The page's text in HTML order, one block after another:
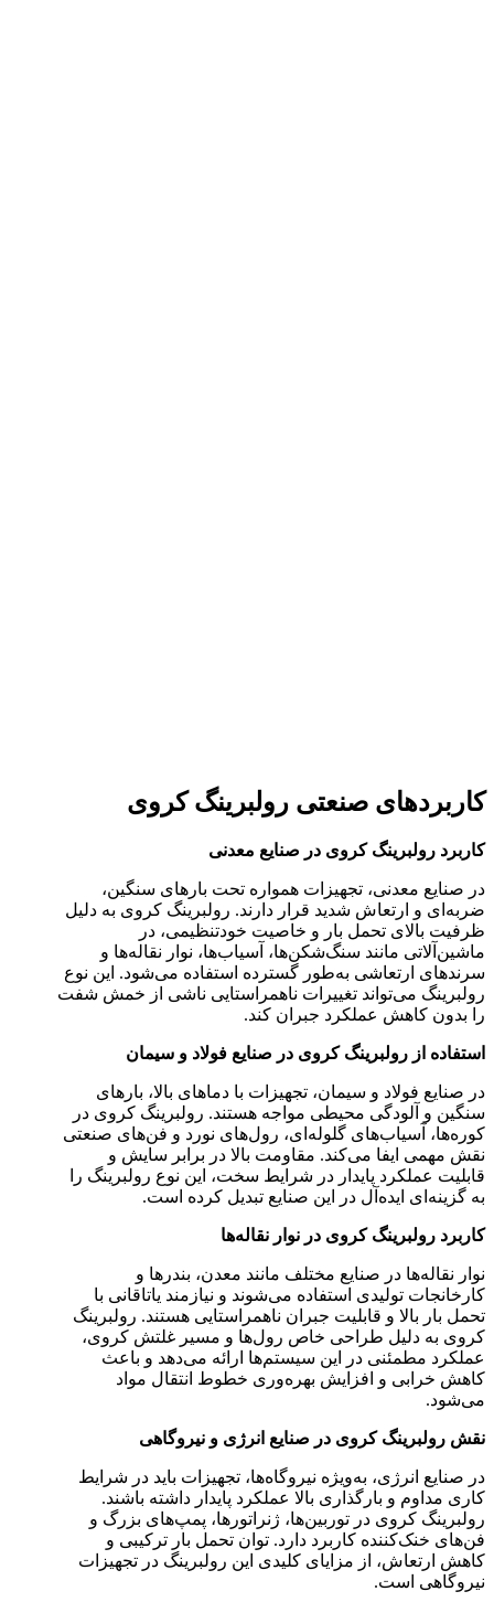
کاربردهای صنعتی رولبرینگ کروی
کاربرد رولبرینگ کروی در صنایع معدنی
در صنایع معدنی، تجهیزات همواره تحت بارهای سنگین،
ضربه‌ای و ارتعاش شدید قرار دارند. رولبرینگ کروی به دلیل
ظرفیت بالای تحمل بار و خاصیت خودتنظیمی، در
ماشین‌آلاتی مانند سنگ‌شکن‌ها، آسیاب‌ها، نوار نقاله‌ها و
سرندهای ارتعاشی به‌طور گسترده استفاده می‌شود. این نوع
رولبرینگ می‌تواند تغییرات ناهمراستایی ناشی از خمش شفت
را بدون کاهش عملکرد جبران کند.
استفاده از رولبرینگ کروی در صنایع فولاد و سیمان
در صنایع فولاد و سیمان، تجهیزات با دماهای بالا، بارهای
سنگین و آلودگی محیطی مواجه هستند. رولبرینگ کروی در
کوره‌ها، آسیاب‌های گلوله‌ای، رول‌های نورد و فن‌های صنعتی
نقش مهمی ایفا می‌کند. مقاومت بالا در برابر سایش و
قابلیت عملکرد پایدار در شرایط سخت، این نوع رولبرینگ را
به گزینه‌ای ایده‌آل در این صنایع تبدیل کرده است.
کاربرد رولبرینگ کروی در نوار نقاله‌ها
نوار نقاله‌ها در صنایع مختلف مانند معدن، بندرها و
کارخانجات تولیدی استفاده می‌شوند و نیازمند یاتاقانی با
تحمل بار بالا و قابلیت جبران ناهمراستایی هستند. رولبرینگ
کروی به دلیل طراحی خاص رول‌ها و مسیر غلتش کروی،
عملکرد مطمئنی در این سیستم‌ها ارائه می‌دهد و باعث
کاهش خرابی و افزایش بهره‌وری خطوط انتقال مواد
می‌شود.
نقش رولبرینگ کروی در صنایع انرژی و نیروگاهی
در صنایع انرژی، به‌ویژه نیروگاه‌ها، تجهیزات باید در شرایط
کاری مداوم و بارگذاری بالا عملکرد پایدار داشته باشند.
رولبرینگ کروی در توربین‌ها، ژنراتورها، پمپ‌های بزرگ و
فن‌های خنک‌کننده کاربرد دارد. توان تحمل بار ترکیبی و
کاهش ارتعاش، از مزایای کلیدی این رولبرینگ در تجهیزات
نیروگاهی است.